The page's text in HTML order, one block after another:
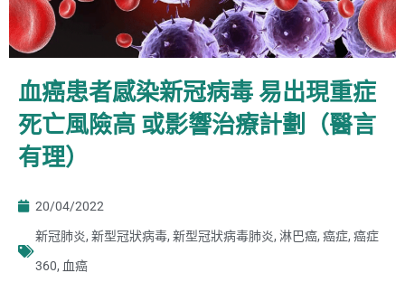
血癌患者感染新冠病毒 易出現重症
死亡風險高 或影響治療計劃（醫言
有理）
20/04/2022
新冠肺炎, 新型冠狀病毒, 新型冠狀病毒肺炎, 淋巴癌, 癌症, 癌症
360, 血癌